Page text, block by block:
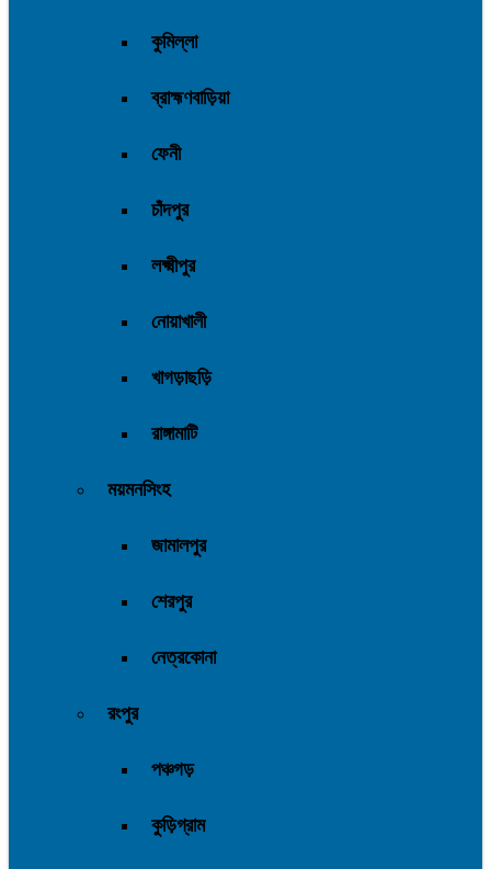
কুমিল্লা
ব্রাহ্মণবাড়িয়া
ফেনী
চাঁদপুর
লক্ষ্মীপুর
নোয়াখালী
খাগড়াছড়ি
রাঙ্গামাটি
ময়মনসিংহ
জামালপুর
শেরপুর
নেত্রকোনা
রংপুর
পঞ্চগড়
কুড়িগ্রাম